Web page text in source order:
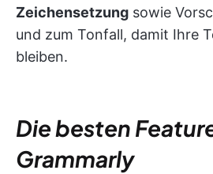
Zeichensetzung sowie
und zum Tonfall, damit Ihre
bleiben.
Die besten
Grammarly